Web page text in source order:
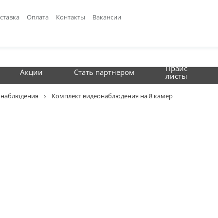
Оплата Контакты Вакансии
Акции Стать партнером
Прайс
листы
Комплект видеонаблюдения на 8 камер